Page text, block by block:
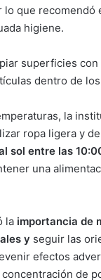
lo que recomendó
higiene.
superficies
dentro de
la
ropa ligera y
sol entre las
una
la importancia de
y seguir las
efectos
de